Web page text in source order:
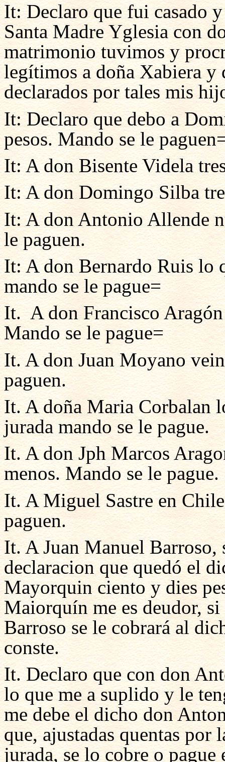
It: Declaro que fui casado
Santa Madre Yglesia con
matrimonio tuvimos y
legítimos a doña Xabiera
declarados por tales mis
It: Declaro que debo a
pesos. Mando se le
It: A don Bisente Videla
It: A don Domingo Silba
It: A don Antonio Allende
le paguen.
It: A don Bernardo Ruis lo
mando se le pague=
It. A don Francisco
Mando se le pague=
It. A don Juan Moyano
paguen.
It. A doña Maria Corbalan
jurada mando se le pague.
It. A don Jph Marcos
menos. Mando se le pague.
It. A Miguel Sastre en
paguen.
It. A Juan Manuel Barroso,
declaracion que quedó el
Mayorquin ciento y dies
Maiorquín me es deudor,
Barroso se le cobrará al
conste.
It. Declaro que con don
lo que me a suplido y le
me debe el dicho don
que, ajustadas quentas
jurada, se lo cobre o pague